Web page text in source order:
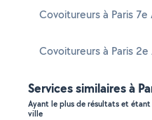
Covoitureurs à Paris
Covoitureurs à Paris
Services similaires à
Ayant le plus de résultats et
ville